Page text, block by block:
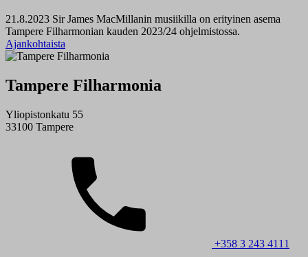
21.8.2023 Sir James MacMillanin musiikilla on erityinen asema
Tampere Filharmonian kauden 2023/24 ohjelmistossa.
Ajankohtaista
Tampere Filharmonia
Yliopistonkatu 55
33100 Tampere
+358 3 243 4111